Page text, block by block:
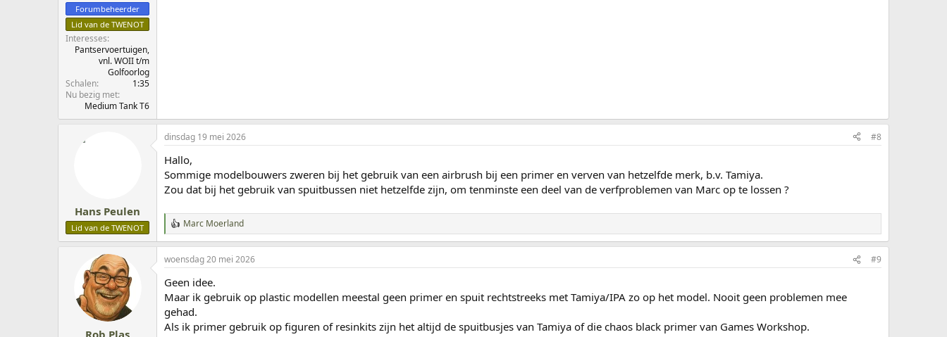
Forumbeheerder
Lid van de TWENOT
Interesses
Pantservoertuigen,
vnl. WOII t/m
Golfoorlog
Schalen
1:35
Nu bezig met
Medium Tank T6
Hans Peulen
Lid van de TWENOT
dinsdag 19 mei 2026 #8
Hallo,
Sommige modelbouwers zweren bij het gebruik van een airbrush bij een primer en verven van hetzelfde merk, b.v. Tamiya.
Zou dat bij het gebruik van spuitbussen niet hetzelfde zijn, om tenminste een deel van de verfproblemen van Marc op te lossen ?
W
a
a
r
e
r
n
g
Marc Moerland
Rob Plas
woensdag 20 mei 2026 #9
Geen idee.
Maar ik gebruik op plastic modellen meestal geen primer en spuit rechtstreeks met Tamiya/IPA zo op het model. Nooit geen problemen mee
gehad.
Als ik primer gebruik op figuren of resinkits zijn het altijd de spuitbusjes van Tamiya of die chaos black primer van Games Workshop.